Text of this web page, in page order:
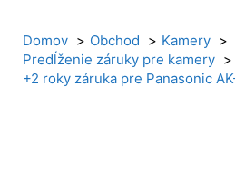
Domov Obchod
Kamery
Predĺženie záruky pre kamery
+2 roky záruka pre Panasonic